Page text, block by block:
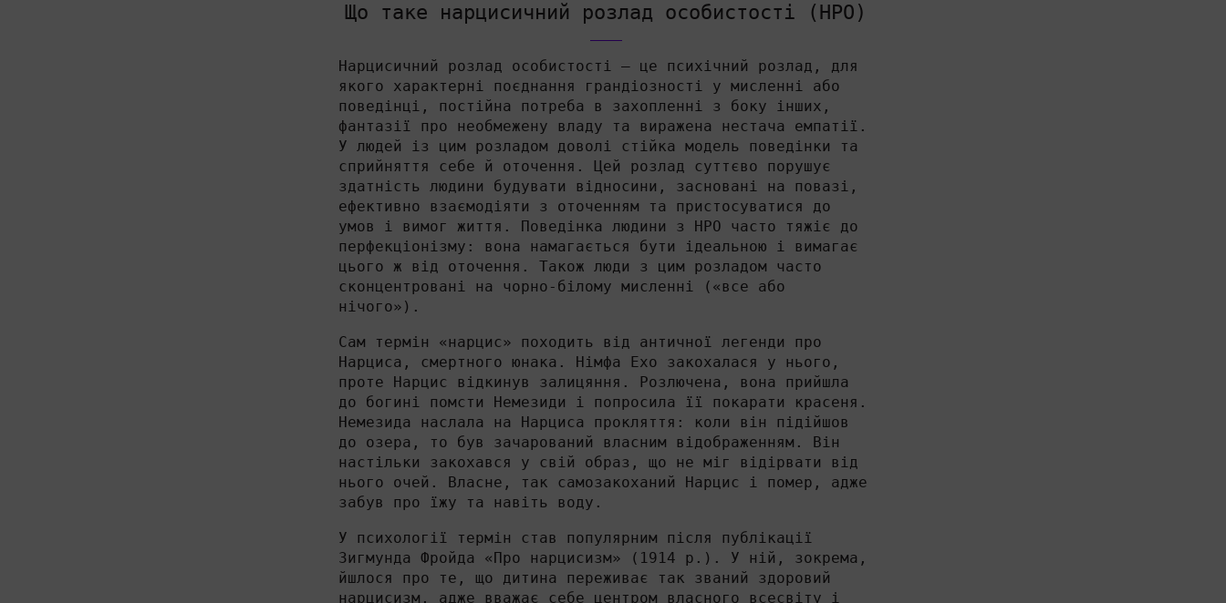
Що таке нарцисичний розлад особистості (НРО)
Нарцисичний розлад особистості — це психічний розлад, для
якого характерні поєднання грандіозності у мисленні або
поведінці, постійна потреба в захопленні з боку інших,
фантазії про необмежену владу та виражена нестача емпатії.
У людей із цим розладом доволі стійка модель поведінки та
сприйняття себе й оточення. Цей розлад суттєво порушує
здатність людини будувати відносини, засновані на повазі,
ефективно взаємодіяти з оточенням та пристосуватися до
умов і вимог життя. Поведінка людини з НРО часто тяжіє до
перфекціонізму: вона намагається бути ідеальною і вимагає
цього ж від оточення. Також люди з цим розладом часто
сконцентровані на чорно-білому мисленні («все або
нічого»).
Сам термін «нарцис» походить від античної легенди про
Нарциса, смертного юнака. Німфа Ехо закохалася у нього,
проте Нарцис відкинув залицяння. Розлючена, вона прийшла
до богині помсти Немезиди і попросила її покарати красеня.
Немезида наслала на Нарциса прокляття: коли він підійшов
до озера, то був зачарований власним відображенням. Він
настільки закохався у свій образ, що не міг відірвати від
нього очей. Власне, так самозакоханий Нарцис і помер, адже
забув про їжу та навіть воду.
У психології термін став популярним після публікації
Зигмунда Фройда «Про нарцисизм» (1914 р.). У ній, зокрема,
йшлося про те, що дитина переживає так званий здоровий
нарцисизм, адже вважає себе центром власного всесвіту і